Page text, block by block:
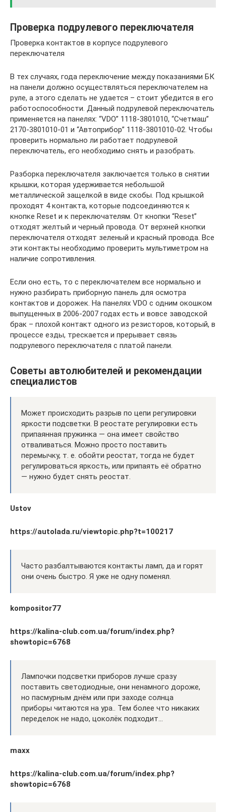
Проверка подрулевого переключателя
Проверка контактов в корпусе подрулевого
переключателя
В тех случаях, года переключение между показаниями БК
на панели должно осуществляться переключателем на
руле, а этого сделать не удается – стоит убедится в его
работоспособности. Данный подрулевой переключатель
применяется на панелях: “VDO” 1118-3801010, “Счетмаш”
2170-3801010-01 и “Автоприбор” 1118-3801010-02. Чтобы
проверить нормально ли работает подрулевой
переключатель, его необходимо снять и разобрать.
Разборка переключателя заключается только в снятии
крышки, которая удерживается небольшой
металлической защелкой в виде скобы. Под крышкой
проходят 4 контакта, которые подсоединяются к
кнопке Reset и к переключателям. От кнопки “Reset”
отходят желтый и черный провода. От верхней кнопки
переключателя отходят зеленый и красный провода. Все
эти контакты необходимо проверить мультиметром на
наличие сопротивления.
Если оно есть, то с переключателем все нормально и
нужно разбирать приборную панель для осмотра
контактов и дорожек. На панелях VDO с одним окошком
выпущенных в 2006-2007 годах есть и вовсе заводской
брак – плохой контакт одного из резисторов, который, в
процессе езды, трескается и прерывает связь
подрулевого переключателя с платой панели.
Советы автолюбителей и рекомендации
специалистов
Может происходить разрыв по цепи регулировки
яркости подсветки. В реостате регулировки есть
припаянная пружинка — она имеет свойство
отваливаться. Можно просто поставить
перемычку, т. е. обойти реостат, тогда не будет
регулироваться яркость, или припаять её обратно
— нужно будет снять реостат.
Ustov
https://autolada.ru/viewtopic.php?t=100217
Часто разбалтываются контакты ламп, да и горят
они очень быстро. Я уже не одну поменял.
kompositor77
https://kalina-club.com.ua/forum/index.php?
showtopic=6768
Лампочки подсветки приборов лучше сразу
поставить светодиодные, они ненамного дороже,
но пасмурным днём или при заходе солнца
приборы читаются на ура.. Тем более что никаких
переделок не надо, цоколёк подходит…
maxx
https://kalina-club.com.ua/forum/index.php?
showtopic=6768